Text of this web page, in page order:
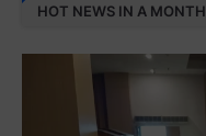
HOT NEWS IN A MONTH